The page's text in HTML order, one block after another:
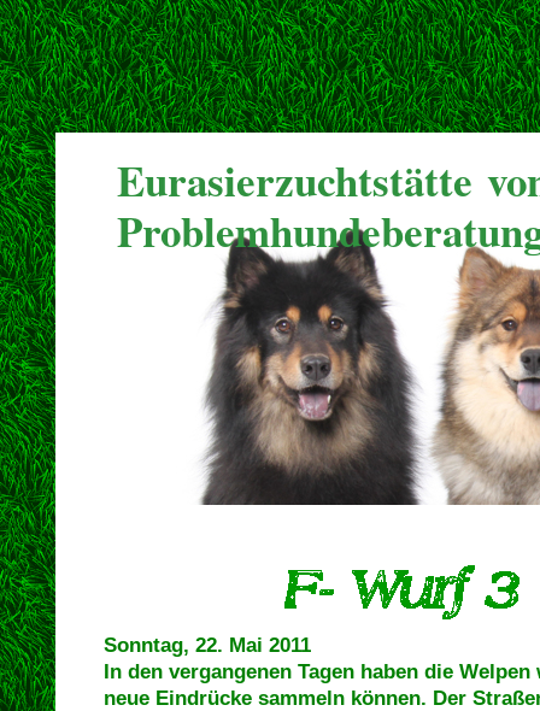
Eurasierzuchtstätte
Sonntag, 22. Mai 2011
In den vergangenen Tagen haben die
neue Eindrücke sammeln können. Der